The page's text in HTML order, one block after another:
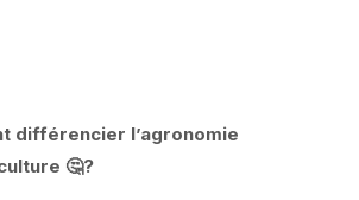
différencier l’agronomie
🤔?